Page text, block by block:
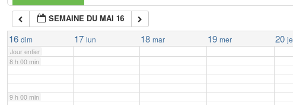
SEMAINE DU MAI 16
16 dim 17 lun 18 mar 19 mer 20
Jour entier
7 h 00 min
8 h 00 min
9 h 00 min